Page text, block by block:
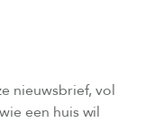
nieuwsbrief, vol
een huis wil